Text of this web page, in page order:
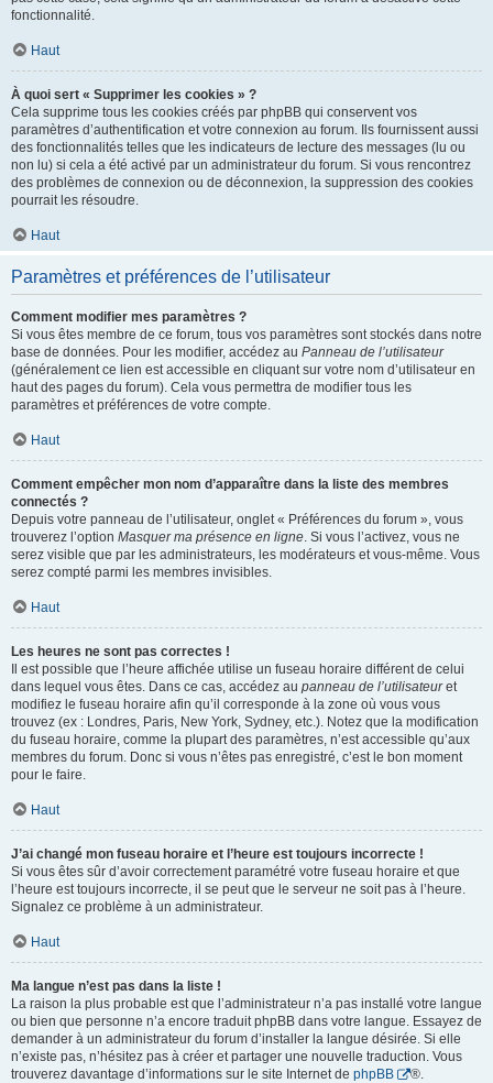
fonctionnalité.
Haut
À quoi sert « Supprimer les cookies » ?
Cela supprime tous les cookies créés par phpBB qui conservent vos
paramètres d’authentification et votre connexion au forum. Ils fournissent aussi
des fonctionnalités telles que les indicateurs de lecture des messages (lu ou
non lu) si cela a été activé par un administrateur du forum. Si vous rencontrez
des problèmes de connexion ou de déconnexion, la suppression des cookies
pourrait les résoudre.
Haut
Paramètres et préférences de l’utilisateur
Comment modifier mes paramètres ?
Si vous êtes membre de ce forum, tous vos paramètres sont stockés dans notre
base de données. Pour les modifier, accédez au Panneau de l’utilisateur
(généralement ce lien est accessible en cliquant sur votre nom d’utilisateur en
haut des pages du forum). Cela vous permettra de modifier tous les
paramètres et préférences de votre compte.
Haut
Comment empêcher mon nom d’apparaître dans la liste des membres
connectés ?
Depuis votre panneau de l’utilisateur, onglet « Préférences du forum », vous
trouverez l’option Masquer ma présence en ligne. Si vous l’activez, vous ne
serez visible que par les administrateurs, les modérateurs et vous-même. Vous
serez compté parmi les membres invisibles.
Haut
Les heures ne sont pas correctes !
Il est possible que l’heure affichée utilise un fuseau horaire différent de celui
dans lequel vous êtes. Dans ce cas, accédez au panneau de l’utilisateuret
modifiez le fuseau horaire afin qu’il corresponde à la zone où vous vous
trouvez (ex : Londres, Paris, New York, Sydney, etc.). Notez que la modification
du fuseau horaire, comme la plupart des paramètres, n’est accessible qu’aux
membres du forum. Donc si vous n’êtes pas enregistré, c’est le bon moment
pour le faire.
Haut
J’ai changé mon fuseau horaire et l’heure est toujours incorrecte !
Si vous êtes sûr d’avoir correctement paramétré votre fuseau horaire et que
l’heure est toujours incorrecte, il se peut que le serveur ne soit pas à l’heure.
Signalez ce problème à un administrateur.
Haut
Ma langue n’est pas dans la liste !
La raison la plus probable est que l’administrateur n’a pas installé votre langue
ou bien que personne n’a encore traduit phpBB dans votre langue. Essayez de
demander à un administrateur du forum d’installer la langue désirée. Si elle
n’existe pas, n’hésitez pas à créer et partager une nouvelle traduction. Vous
trouverez davantage d’informations sur le site Internet de phpBB ®.